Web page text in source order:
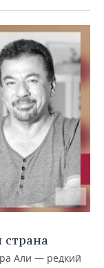
страна
Али — редкий